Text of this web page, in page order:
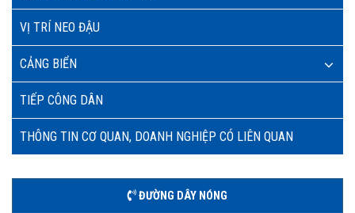
VỊ TRÍ NEO ĐẬU
CẢNG BIỂN
TIẾP CÔNG DÂN
THÔNG TIN CƠ QUAN, DOANH NGHIỆP CÓ LIÊN QUAN
ĐƯỜNG DÂY NÓNG